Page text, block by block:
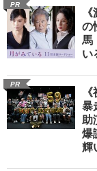
PR
の
馬
い
PR
暴
助
爆
輝